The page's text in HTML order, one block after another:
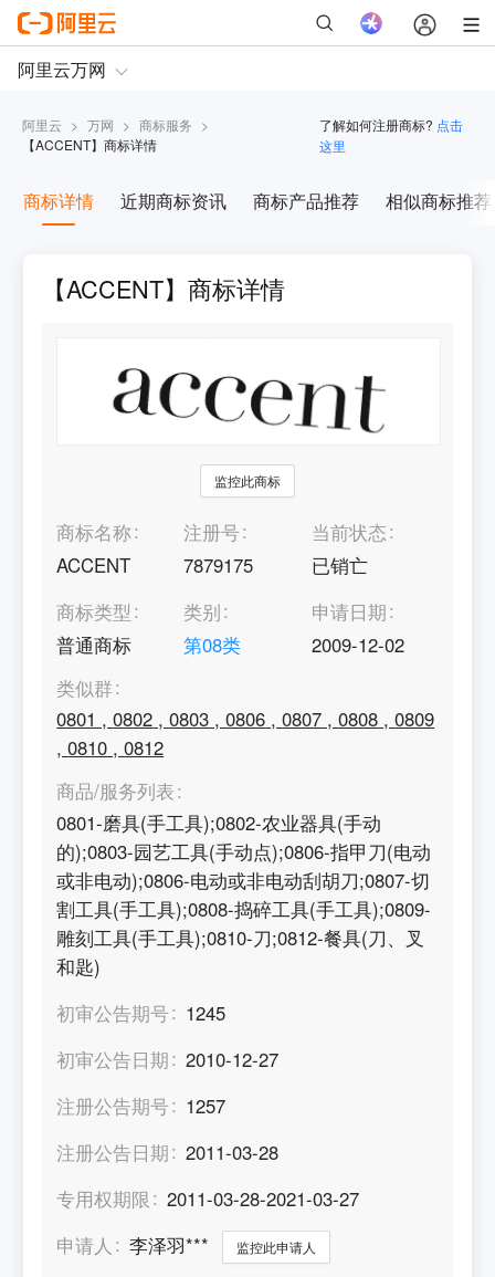
阿里云 > 万网 > 商标服务 >
【ACCENT】商标详情
了解如何注册商标? 点击
这里
商标详情 近期商标资讯 商标产品推荐 相似商标推荐
【ACCENT】商标详情
监控此商标
商标名称
ACCENT
注册号
7879175
当前状态
已销亡
商标类型
普通商标
类别
第08类
申请日期
2009-12-02
类似群
0801 ,0802 ,0803 ,0806 ,0807 ,0808 ,0809
,0810 ,0812
商品/服务列表
0801-磨具(手工具);0802-农业器具(手动
的);0803-园艺工具(手动点);0806-指甲刀(电动
或非电动);0806-电动或非电动刮胡刀;0807-切
割工具(手工具);0808-捣碎工具(手工具);0809-
雕刻工具(手工具);0810-刀;0812-餐具(刀、叉
和匙)
初审公告期号
1245
初审公告日期
2010-12-27
注册公告期号
1257
注册公告日期
2011-03-28
专用权期限
2011-03-28-2021-03-27
申请人
李泽羽*** 监控此申请人